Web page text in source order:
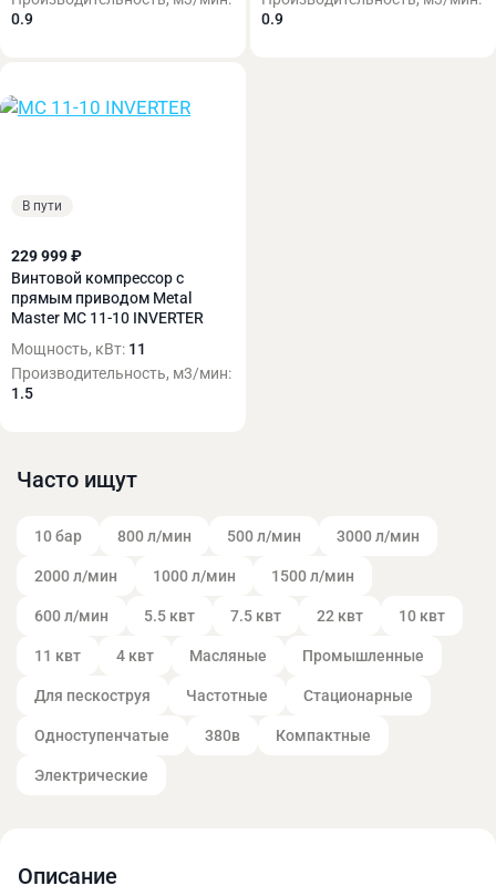
0.9
0.9
В пути
229 999 ₽
Винтовой компрессор с
прямым приводом Metal
Master MC 11-10 INVERTER
Мощность, кВт: 11
Производительность, м3/мин:
1.5
Часто ищут
10 бар 800 л/мин 500 л/мин 3000 л/мин
2000 л/мин 1000 л/мин 1500 л/мин
600 л/мин 5.5 квт 7.5 квт 22 квт 10 квт
11 квт 4 квт Масляные Промышленные
Для пескоструя Частотные Стационарные
Одноступенчатые 380в Компактные
Электрические
Описание